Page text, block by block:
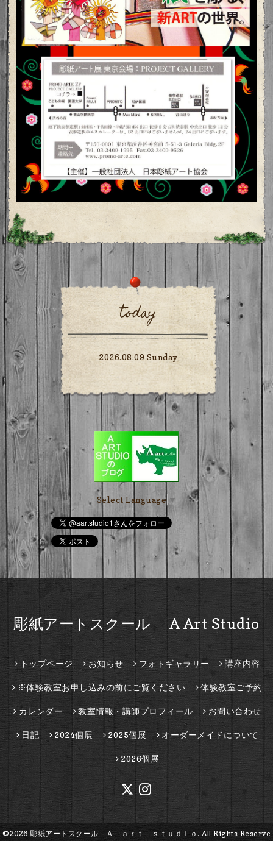
today
2026.08.09 Sunday
Select Language ▼
彫紙アートスクール A Art Studio
トップページ お知らせ フォトギャラリー 講座内容
※体験教室お申し込みの前にご覧ください 体験教室ご予約
カレンダー 教室情報・講師プロフィール お問い合わせ
日記 2024個展 2025個展 オーダーメイドについて
2026個展
©2026 彫紙アートスクール Ａ－ａｒｔ－ｓｔｕｄｉｏ . All Rights Reserve